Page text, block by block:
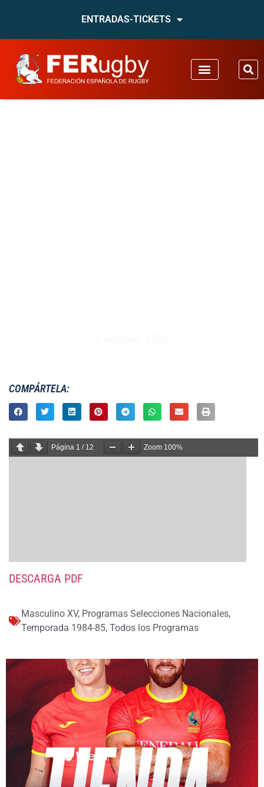
ENTRADAS-TICKETS
COMPÁRTELA:
Página 1 / 12 Zoom 100%
DESCARGA PDF
Masculino XV, Programas Selecciones Nacionales,
Temporada 1984-85, Todos los Programas